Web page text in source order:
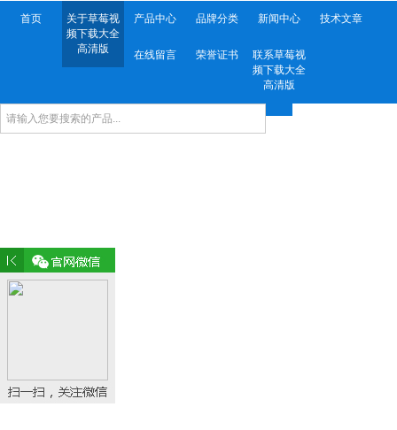
首页
关于草莓视
频下载大全
高清版
产品中心 品牌分类 新闻中心 技术文章
在线留言 荣誉证书
联系草莓视
频下载大全
高清版